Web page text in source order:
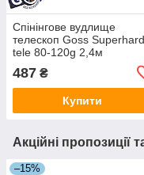
Спінінгове вудлище
телескоп Goss Superhard
tele 80-120g 2,4м
487 ₴
Купити
Акційні пропозиції
–15%